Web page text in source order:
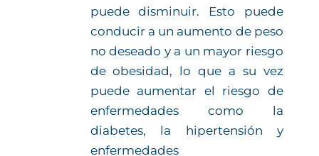
puede disminuir. Esto puede
conducir a un aumento de peso
no deseado y a un mayor riesgo
de obesidad, lo que a su vez
puede aumentar el riesgo de
enfermedades como la
diabetes, la hipertensión y
enfermedades